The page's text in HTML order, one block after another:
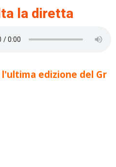
la diretta
edizione del Gr